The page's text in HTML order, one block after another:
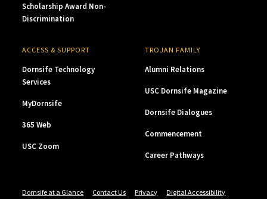
Scholarship Award Non-
Discrimination
ACCESS & SUPPORT
Dornsife Technology
Services
MyDornsife
365 Web
USC Zoom
TROJAN FAMILY
Alumni Relations
USC Dornsife Magazine
Dornsife Dialogues
Commencement
Career Pathways
Dornsife at a Glance Contact Us Privacy Digital Accessibility